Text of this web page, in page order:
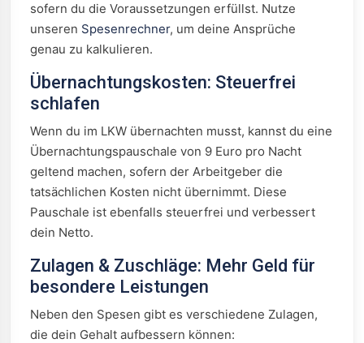
sofern du die Voraussetzungen erfüllst. Nutze
unseren Spesenrechner, um deine Ansprüche
genau zu kalkulieren.
Übernachtungskosten: Steuerfrei
schlafen
Wenn du im LKW übernachten musst, kannst du eine
Übernachtungspauschale von 9 Euro pro Nacht
geltend machen, sofern der Arbeitgeber die
tatsächlichen Kosten nicht übernimmt. Diese
Pauschale ist ebenfalls steuerfrei und verbessert
dein Netto.
Zulagen & Zuschläge: Mehr Geld für
besondere Leistungen
Neben den Spesen gibt es verschiedene Zulagen,
die dein Gehalt aufbessern können: